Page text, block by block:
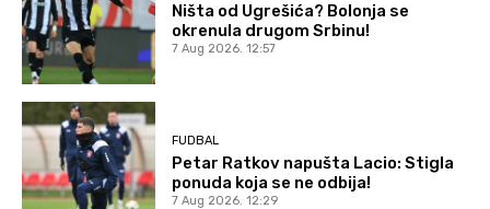
Ništa od Ugrešića? Bolonja se
okrenula drugom Srbinu!
7 Aug 2026. 12:57
FUDBAL
Petar Ratkov napušta Lacio: Stigla
ponuda koja se ne odbija!
7 Aug 2026. 12:29